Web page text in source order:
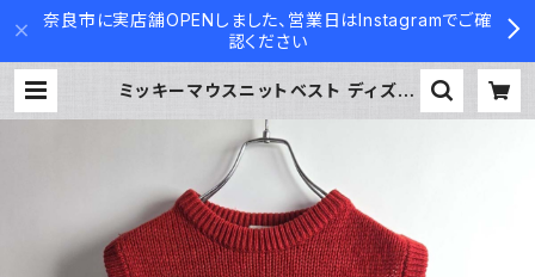
奈良市に実店舗OPENしました、営業日はInstagramでご確
認ください
ミッキーマウスニットベスト ディズニ
merican World レッド 昭和レトロ
国産ヴィンテージ ユニセックス着用可
| Used Clothing Container